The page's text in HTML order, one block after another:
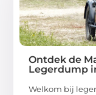
Ontdek de
Legerdump
Welkom bij